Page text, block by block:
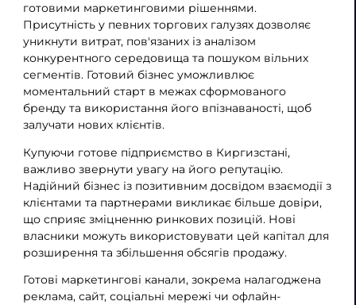
готовими маркетинговими рішеннями.
Присутність у певних торгових галузях дозволяє
уникнути витрат, пов'язаних із аналізом
конкурентного середовища та пошуком вільних
сегментів. Готовий бізнес уможливлює
моментальний старт в межах сформованого
бренду та використання його впізнаваності, щоб
залучати нових клієнтів.
Купуючи готове підприємство в Киргизстані,
важливо звернути увагу на його репутацію.
Надійний бізнес із позитивним досвідом взаємодії з
клієнтами та партнерами викликає більше довіри,
що сприяє зміцненню ринкових позицій. Нові
власники можуть використовувати цей капітал для
розширення та збільшення обсягів продажу.
Готові маркетингові канали, зокрема налагоджена
реклама, сайт, соціальні мережі чи офлайн-